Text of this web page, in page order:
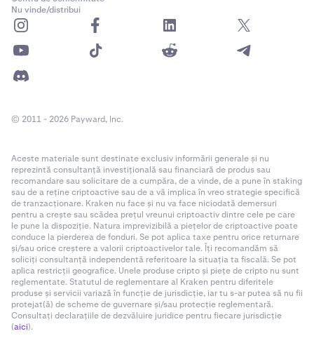
Nu vinde/distribui
© 2011 - 2026 Payward, Inc.
Aceste materiale sunt destinate exclusiv informării generale și nu
reprezintă consultanță investițională sau financiară de produs sau
recomandare sau solicitare de a cumpăra, de a vinde, de a pune în staking
sau de a reține criptoactive sau de a vă implica în vreo strategie specifică
de tranzacționare. Kraken nu face și nu va face niciodată demersuri
pentru a crește sau scădea prețul vreunui criptoactiv dintre cele pe care
le pune la dispoziție. Natura imprevizibilă a piețelor de criptoactive poate
conduce la pierderea de fonduri. Se pot aplica taxe pentru orice returnare
și/sau orice creștere a valorii criptoactivelor tale. Îți recomandăm să
soliciți consultanță independentă referitoare la situația ta fiscală. Se pot
aplica restricții geografice. Unele produse cripto și piețe de cripto nu sunt
reglementate. Statutul de reglementare al Kraken pentru diferitele
produse și servicii variază în funcție de jurisdicție, iar tu s-ar putea să nu fii
protejat(ă) de scheme de guvernare și/sau protecție reglementară.
Consultați declarațiile de dezvăluire juridice pentru fiecare jurisdicție
(aici).